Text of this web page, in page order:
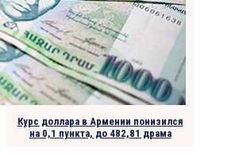
Курс доллара в Армении понизился
на 0,1 пункта, до 482,81 драма